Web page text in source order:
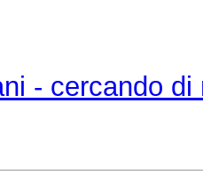
- cercando